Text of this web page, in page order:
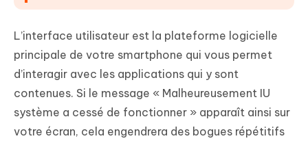
L’interface utilisateur est la plateforme logicielle
principale de votre smartphone qui vous permet
d’interagir avec les applications qui y sont
contenues. Si le message « Malheureusement IU
système a cessé de fonctionner » apparaît ainsi sur
votre écran, cela engendrera des bogues répétitifs